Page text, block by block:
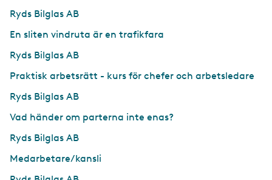
Ryds Bilglas AB
En sliten vindruta är en trafikfara
Ryds Bilglas AB
Praktisk arbetsrätt - kurs för chefer och arbetsledare
Ryds Bilglas AB
Vad händer om parterna inte enas?
Ryds Bilglas AB
Medarbetare/kansli